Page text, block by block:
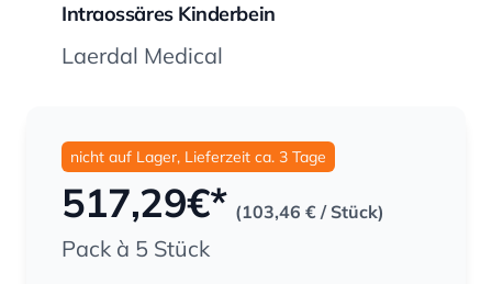
Intraossäres Kinderbein
Laerdal Medical
nicht auf Lager, Lieferzeit ca. 3 Tage
517,29€* (103,46 € / Stück)
Pack à 5 Stück